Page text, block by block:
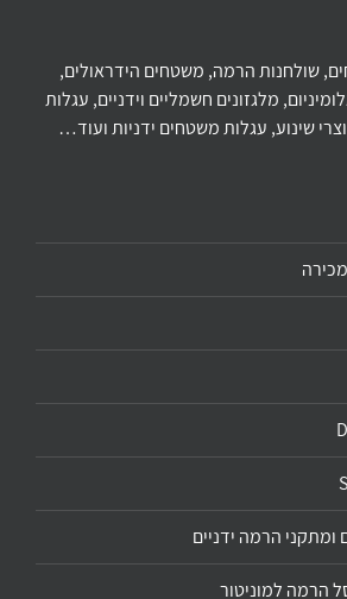
שולחנות הרמה, משטחים הידראולים,
מלגזונים חשמליים וידניים, עגלות
שינוע, עגלות משטחים ידניות ועוד…
ומתקני הרמה ידניים
הרמה למוניטור